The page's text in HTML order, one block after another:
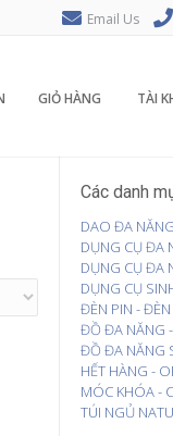
Email Us
GIỎ HÀNG TÀI
Các danh
DAO ĐA
DỤNG CỤ ĐA
DỤNG CỤ ĐA
DỤNG CỤ
ĐÈN PIN - ĐÈN
ĐỒ ĐA NĂNG
ĐỒ ĐA NĂNG
HẾT HÀNG -
MÓC KHÓA -
TÚI NGỦ